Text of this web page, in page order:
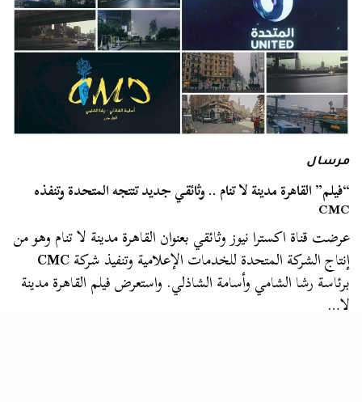
مرسال
“فيلم” القاهرة مدينة لا تنام .. وثائقي جديد تنتجه المتحدة وتنفذه
CMC
عرضت قناة اكسترا نيوز وثائقي بعنوان القاهرة مدينة لا تنام وهو من
إنتاج الشركة المتحدة للخدمات الإعلامية وتنفيذ شركةCMC
برئاسة رشا الشامي وأسامة الشاذلي. واستعرض فيلم القاهرة مدينة
لا…